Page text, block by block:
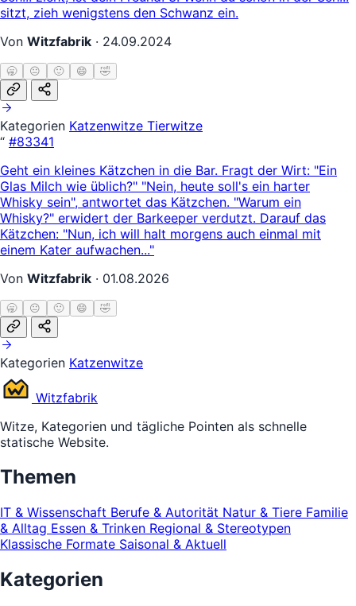
sitzt, zieh wenigstens den Schwanz ein.
Von Witzfabrik · 24.09.2024
🥱 😐 🙂 😄 🤣
Kategorien Katzenwitze Tierwitze
“ #83341
Geht ein kleines Kätzchen in die Bar. Fragt der Wirt: "Ein
Glas Milch wie üblich?" "Nein, heute soll's ein harter
Whisky sein", antwortet das Kätzchen. "Warum ein
Whisky?" erwidert der Barkeeper verdutzt. Darauf das
Kätzchen: "Nun, ich will halt morgens auch einmal mit
einem Kater aufwachen..."
Von Witzfabrik · 01.08.2026
🥱 😐 🙂 😄 🤣
Kategorien Katzenwitze
Witzfabrik
Witze, Kategorien und tägliche Pointen als schnelle
statische Website.
Themen
IT & Wissenschaft Berufe & Autorität Natur & Tiere Familie
& Alltag Essen & Trinken Regional & Stereotypen
Klassische Formate Saisonal & Aktuell
Kategorien